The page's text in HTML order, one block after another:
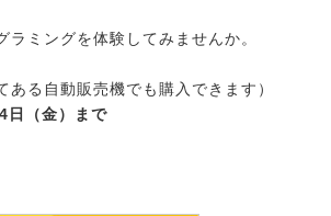
ミングを体験してみませんか。
る自動販売機でも購入できます）
日（金）まで